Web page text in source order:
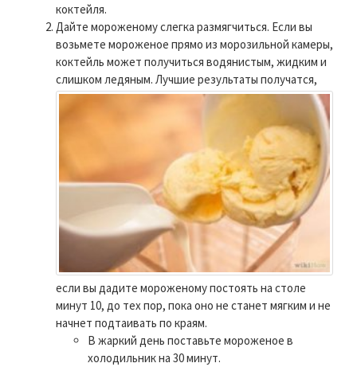
коктейля.
Дайте мороженому слегка размягчиться. Если вы
возьмете мороженое прямо из морозильной камеры,
коктейль может получиться водянистым, жидким и
слишком ледяным. Лучшие результаты получатся,
если вы дадите мороженому постоять на столе
минут 10, до тех пор, пока оно не станет мягким и не
начнет подтаивать по краям.
В жаркий день поставьте мороженое в
холодильник на 30 минут.